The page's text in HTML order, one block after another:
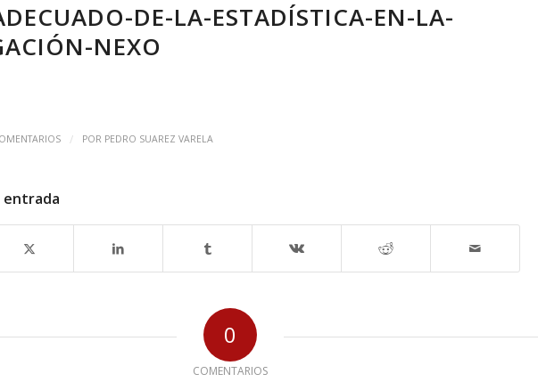
DE-LA-ESTADÍSTICA-EN-LA-
NEXO
/ POR PEDRO SUAREZ VARELA
entrada
0
COMENTARIOS